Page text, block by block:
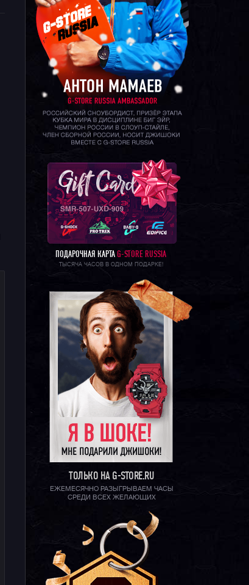
ПОДАРОЧНАЯ КАРТА G-STORE RUSSIA
ТЫСЯЧА ЧАСОВ В ОДНОМ ПОДАРКЕ!
ТОЛЬКО НА G-STORE.RU
ЕЖЕМЕСЯЧНО РАЗЫГРЫВАЕМ ЧАСЫ
СРЕДИ ВСЕХ ЖЕЛАЮЩИХ